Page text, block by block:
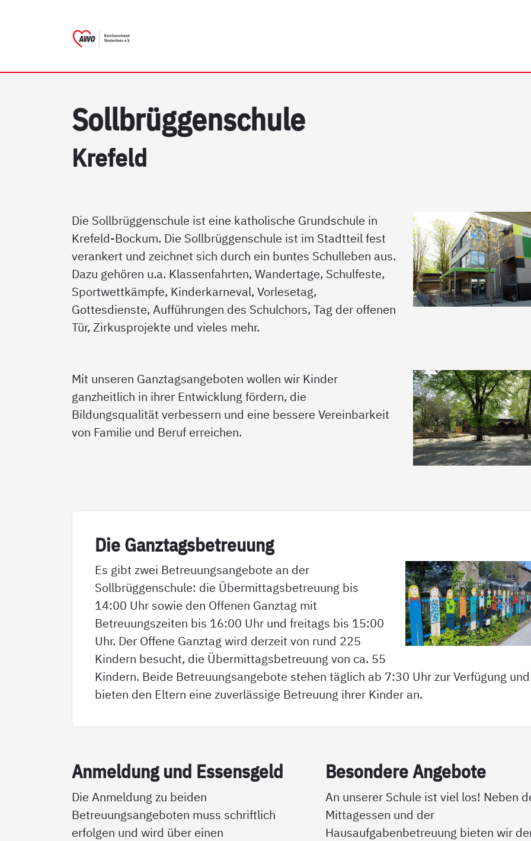
Soll­brüg­gen­schu­le
Kre­feld
Die Sollbrüggenschule ist eine katholische Grundschule in
Krefeld-Bockum. Die Sollbrüggenschule ist im Stadtteil fest
verankert und zeichnet sich durch ein buntes Schulleben aus.
Dazu gehören u.a. Klassenfahrten, Wandertage, Schulfeste,
Sportwettkämpfe, Kinderkarneval, Vorlesetag,
Gottesdienste, Aufführungen des Schulchors, Tag der offenen
Tür, Zirkusprojekte und vieles mehr.
Mit unseren Ganztagsangeboten wollen wir Kinder
ganzheitlich in ihrer Entwicklung fördern, die
Bildungsqualität verbessern und eine bessere Vereinbarkeit
von Familie und Beruf erreichen.
Die Ganz­tags­be­t­reu­ung
Es gibt zwei Betreuungsangebote an der
Sollbrüggenschule: die Übermittagsbetreuung bis
14:00 Uhr sowie den Offenen Ganztag mit
Betreuungszeiten bis 16:00 Uhr und freitags bis 15:00
Uhr. Der Offene Ganztag wird derzeit von rund 225
Kindern besucht, die Übermittagsbetreuung von ca. 55
Kindern. Beide Betreuungsangebote stehen täglich ab 7:30 Uhr zur Verfügung und
bieten den Eltern eine zuverlässige Betreuung ihrer Kinder an.
An­mel­dung und Es­sens­geld
Die Anmeldung zu beiden
Betreuungsangeboten muss schriftlich
erfolgen und wird über einen
Be­son­de­re An­ge­bo­te
An unserer Schule ist viel los! Neben
Mittagessen und der
Hausaufgabenbetreuung bieten wir